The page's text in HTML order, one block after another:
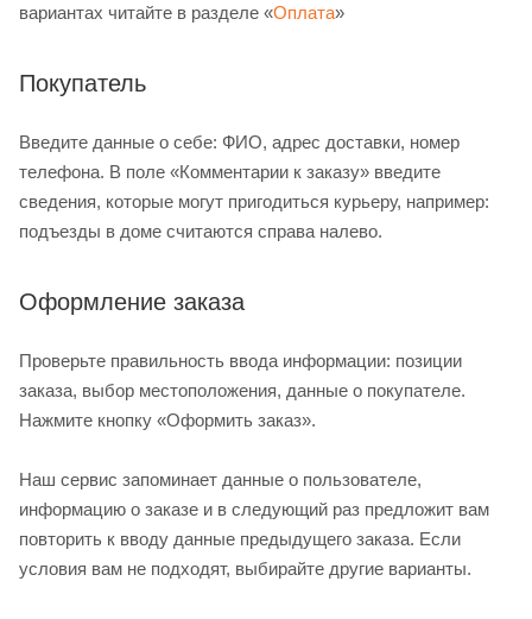
вариантах читайте в разделе «Оплата»
Покупатель
Введите данные о себе: ФИО, адрес доставки, номер
телефона. В поле «Комментарии к заказу» введите
сведения, которые могут пригодиться курьеру, например:
подъезды в доме считаются справа налево.
Оформление заказа
Проверьте правильность ввода информации: позиции
заказа, выбор местоположения, данные о покупателе.
Нажмите кнопку «Оформить заказ».
Наш сервис запоминает данные о пользователе,
информацию о заказе и в следующий раз предложит вам
повторить к вводу данные предыдущего заказа. Если
условия вам не подходят, выбирайте другие варианты.